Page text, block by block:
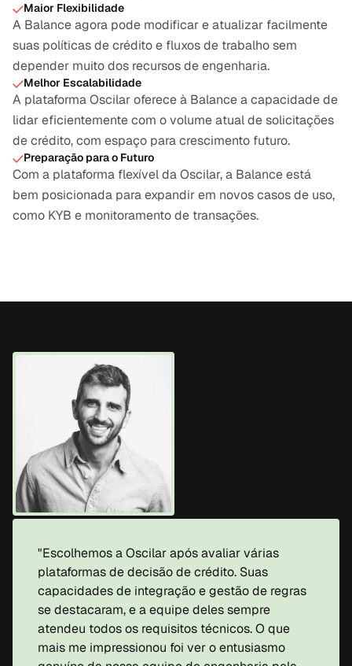
Maior Flexibilidade
A Balance agora pode modificar e atualizar facilmente
suas políticas de crédito e fluxos de trabalho sem
depender muito dos recursos de engenharia.
Melhor Escalabilidade
A plataforma Oscilar oferece à Balance a capacidade de
lidar eficientemente com o volume atual de solicitações
de crédito, com espaço para crescimento futuro.
Preparação para o Futuro
Com a plataforma flexível da Oscilar, a Balance está
bem posicionada para expandir em novos casos de uso,
como KYB e monitoramento de transações.
"Escolhemos a Oscilar após avaliar várias
plataformas de decisão de crédito. Suas
capacidades de integração e gestão de regras
se destacaram, e a equipe deles sempre
atendeu todos os requisitos técnicos. O que
mais me impressionou foi ver o entusiasmo